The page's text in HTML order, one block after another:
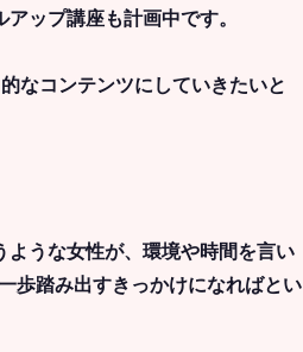
ップ講座も計画中です。
なコンテンツにしていきたいと
うな女性が、環境や時間を言い
歩踏み出すきっかけになればとい